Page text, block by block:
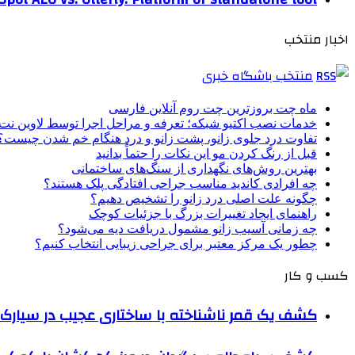
اخبار منتخب
منتخب باشگاه خبری
ماه چت بروزترین چت روم آنلاین فارسی
خدمات نصب اکتیو شبکه؛ تعرفه و مراحل اجرا توسط لاوین نت
تفاوت درد جلوی زانو، پشت زانو و درد هنگام خم شدن
قبل از رنگ کردن مو این نکات را حتماً بدانید
بهترین روش‌های نگهداری از سنگ‌های ساختمانی
چه افرادی کاندید مناسب جراحی افتادگی پلک هستند؟
چگونه علت اصلی درد زانو را تشخیص دهیم؟
راهنمای ایجاد تغییرات بزرگ با جزئیات کوچک
چه زمانی آسیب زانو مشمول دریافت دیه می‌شود؟
چطور یک مرکز معتبر برای جراحی زیبایی انتخاب کنیم؟
کسب و کار
کشف یک قمر ناشناخته با ساختاری عجیب در